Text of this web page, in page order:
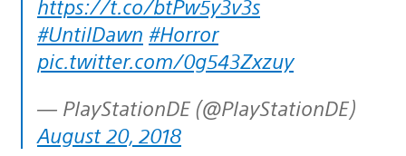
https://t.co/btPw5y3v3s
#UntilDawn #Horror
pic.twitter.com/0g543Zxzuy
— PlayStationDE (@PlayStationDE)
August 20, 2018